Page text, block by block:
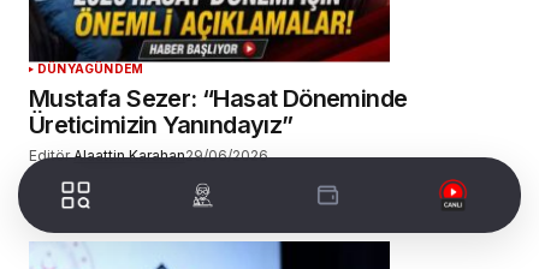
DÜNYAGÜNDEM
Mustafa Sezer: “Hasat Döneminde
Üreticimizin Yanındayız”
Editör Alaattin Karahan29/06/2026